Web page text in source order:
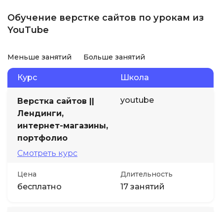
Обучение верстке сайтов по урокам из
YouTube
Меньше занятий Больше занятий
Курс Школа
Верстка сайтов ||
Лендинги,
интернет-магазины,
портфолио
Смотреть курс
youtube
Цена
бесплатно
Длительность
17 занятий